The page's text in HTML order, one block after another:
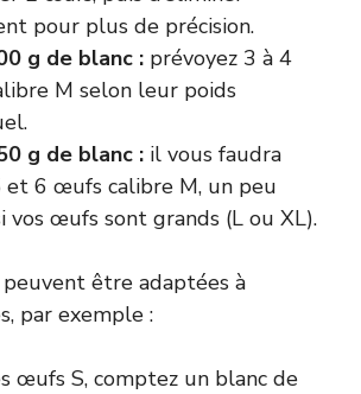
pour plus de précision.
g de blanc : prévoyez 3 à 4
M selon leur poids
g de blanc : il vous faudra
6 œufs calibre M, un peu
vos œufs sont grands (L ou XL).
être adaptées à
par exemple :
œufs S, comptez un blanc de